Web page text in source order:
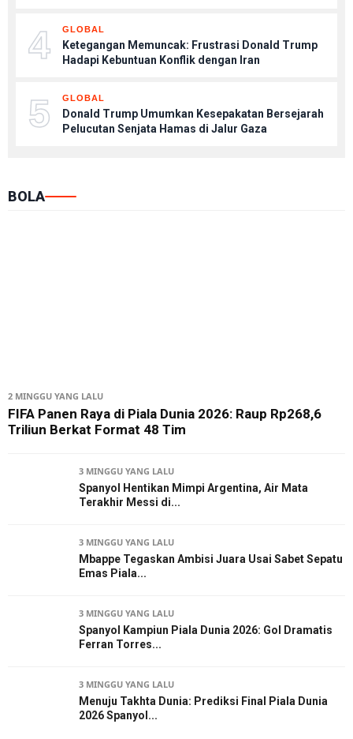
4 GLOBAL
Ketegangan Memuncak: Frustrasi Donald Trump
Hadapi Kebuntuan Konflik dengan Iran
5 GLOBAL
Donald Trump Umumkan Kesepakatan Bersejarah
Pelucutan Senjata Hamas di Jalur Gaza
BOLA
2 MINGGU YANG LALU
FIFA Panen Raya di Piala Dunia 2026: Raup Rp268,6
Triliun Berkat Format 48 Tim
3 MINGGU YANG LALU
Spanyol Hentikan Mimpi Argentina, Air Mata
Terakhir Messi di...
3 MINGGU YANG LALU
Mbappe Tegaskan Ambisi Juara Usai Sabet Sepatu
Emas Piala...
3 MINGGU YANG LALU
Spanyol Kampiun Piala Dunia 2026: Gol Dramatis
Ferran Torres...
3 MINGGU YANG LALU
Menuju Takhta Dunia: Prediksi Final Piala Dunia
2026 Spanyol...